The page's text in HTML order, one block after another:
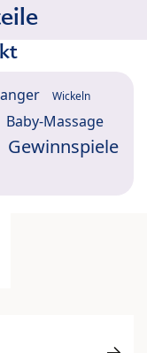
Wickeln
Baby-Massage
Gewinnspiele